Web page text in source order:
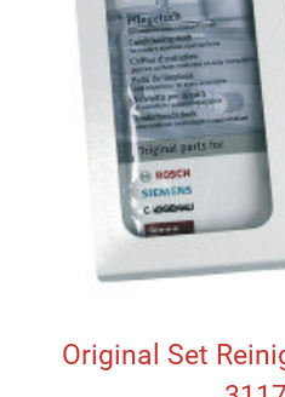
Original Set